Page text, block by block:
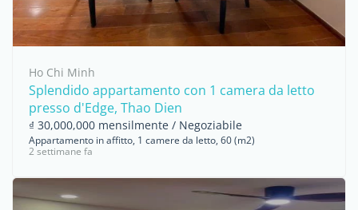
Ho Chi Minh
Splendido appartamento con 1 camera da letto
presso d'Edge, Thao Dien
₫ 30,000,000 mensilmente / Negoziabile
Appartamento in affitto, 1 camere da letto, 60 (m2)
2 settimane fa